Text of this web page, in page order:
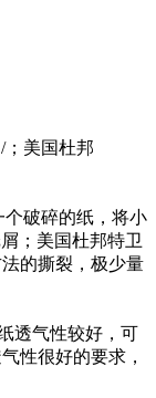
；美国杜邦
个破碎的纸，将小
；美国杜邦特卫
法的撕裂，极少量
透气性较好，可
性很好的要求，